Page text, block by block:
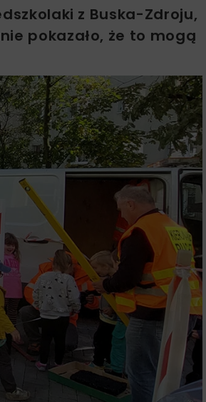
z Buska-Zdroju,
pokazało, że to mogą